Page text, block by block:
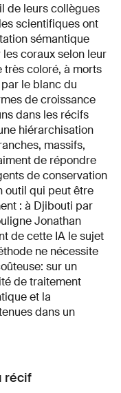
de leurs collègues
scientifiques ont
sémantique
coraux selon leur
très coloré, à morts
le blanc du
de croissance
dans les récifs
hiérarchisation
massifs,
de répondre
de conservation
outil qui peut être
: à Djibouti par
Jonathan
de cette IA le sujet
ne nécessite
sur un
de traitement
et la
dans un
récif